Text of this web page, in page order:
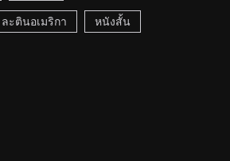
ละตินอเมริกา หนังสั้น